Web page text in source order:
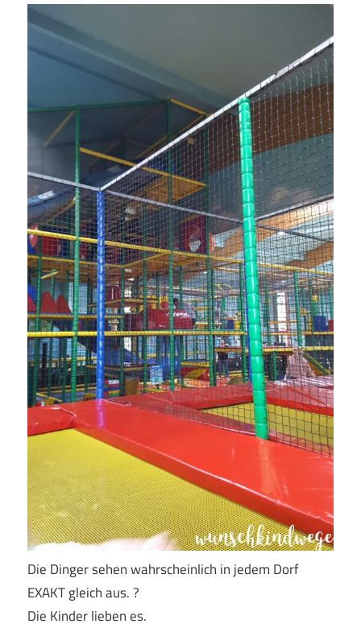
Die Dinger sehen wahrscheinlich in jedem Dorf
EXAKT gleich aus. ?
Die Kinder lieben es.